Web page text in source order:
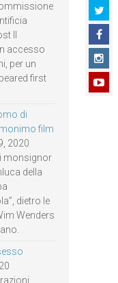
Il
accesso
per un
first
di
film
2020
monsignor
della
dietro le
Wenders